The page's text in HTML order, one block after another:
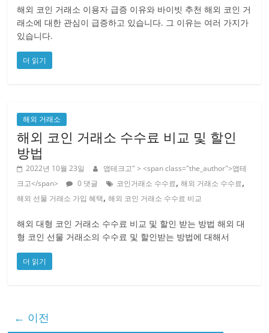
해외 코인 거래소 이용자 급증 이유와 바이빗 추천 해외 코인 거
래소에 대한 관심이 급증하고 있습니다. 그 이유는 여러 가지가
있습니다.
더 읽기
해외 거래소
해외 코인 거래소 수수료 비교 및 할인
방법
2022년 10월 23일 앱테크고" > <span class="the_author">앱테
크고</span>
0 댓글 코인거래소 수수료,해외 거래소 수수료,
해외 선물 거래소 가입 혜택,해외 코인 거래소 수수료 비교
해외 대형 코인 거래소 수수료 비교 및 할인 받는 방법 해외 대
형 코인 선물 거래소의 수수료 및 할인받는 방법에 대해서
더 읽기
← 이전